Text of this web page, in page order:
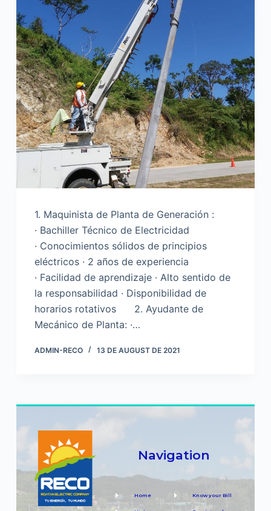
1. Maquinista de Planta de Generación :
· Bachiller Técnico de Electricidad
· Conocimientos sólidos de principios
eléctricos · 2 años de experiencia
· Facilidad de aprendizaje · Alto sentido de
la responsabilidad · Disponibilidad de
horarios rotativos 2. Ayudante de
Mecánico de Planta: ·…
ADMIN-RECO 13 DE AUGUST DE 2021
Navigation
Home Know your Bill